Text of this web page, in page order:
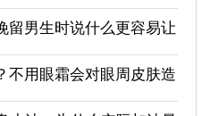
留男生时说什么更容易让
不用眼霜会对眼周皮肤造